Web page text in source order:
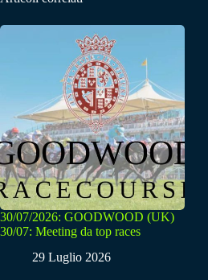
30/07/2026: GOODWOOD (UK)
30/07: Meeting da top races
29 Luglio 2026